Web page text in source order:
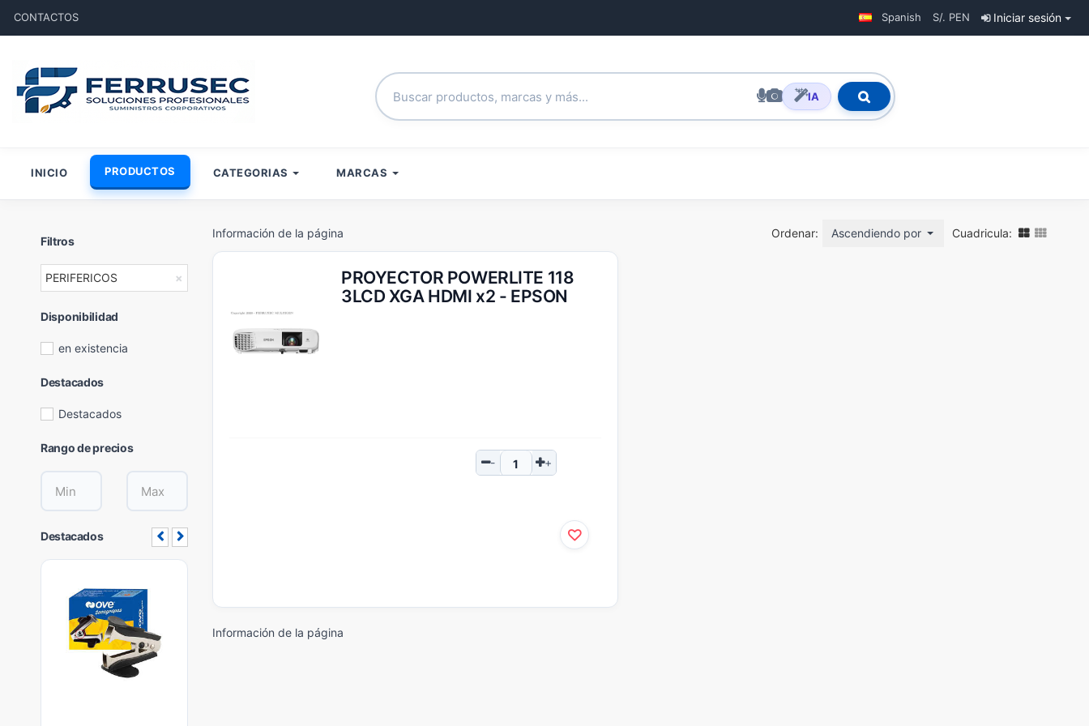
CONTACTOS Spanish S/. PEN Iniciar sesión
IA
INICIO PRODUCTOS CATEGORIAS MARCAS
Filtros
×
PERIFERICOS
Disponibilidad
en existencia
Destacados
Destacados
Rango de precios
Destacados
Cuadricula:
Ordenar: Ascendiendo por nombre
Información de la página
PROYECTOR POWERLITE 118
3LCD XGA HDMI x2 - EPSON
Información de la página